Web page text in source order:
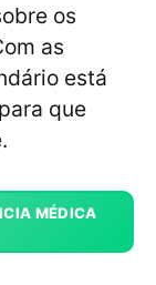
os
as
está
que
MÉDICA